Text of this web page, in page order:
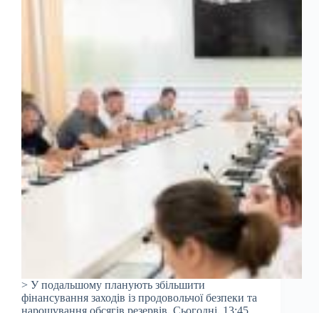
> У подальшому планують збільшити
фінансування заходів із продовольчої безпеки та